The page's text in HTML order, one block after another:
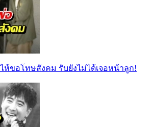
ห้ขอโทษสังคม รับยังไม่ได้เจอหน้าลูก!